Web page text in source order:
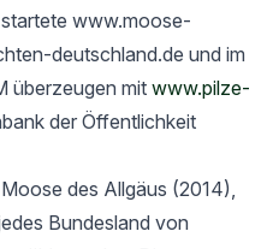
www.moose-
deutschland.de und im
überzeugen mit www.pilze-
der Öffentlichkeit
des Allgäus (2014),
Bundesland von